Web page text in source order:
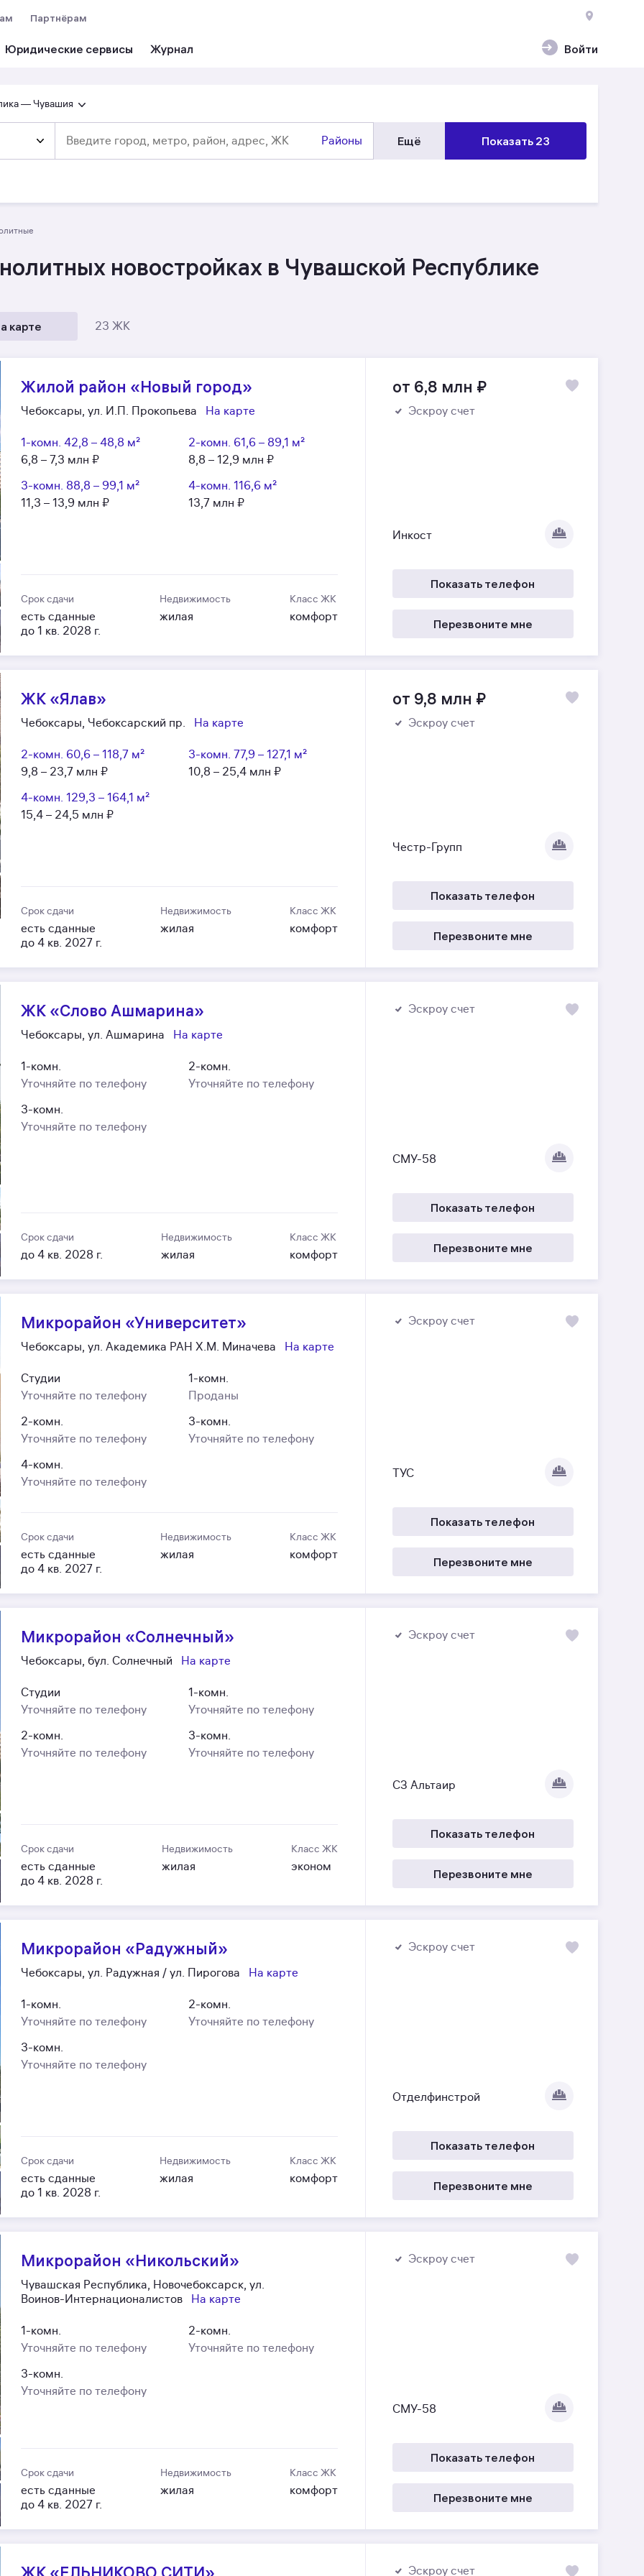
Войти
Юридические сервисы
Партнёрам
— Чувашия
Районы Ещё Показать 23
новостройках в Чувашской Республике
карте 23 ЖК
Жилой район «Новый город»
Чебоксары, ул. И.П. Прокопьева На карте
1-комн. 42,8 – 48,8 м²
6,8 – 7,3 млн ₽
2-комн. 61,6 – 89,1 м²
8,8 – 12,9 млн ₽
3-комн. 88,8 – 99,1 м²
11,3 – 13,9 млн ₽
4-комн. 116,6 м²
13,7 млн ₽
Срок сдачи
есть сданные
до 1 кв. 2028 г.
Недвижимость
жилая
Класс ЖК
комфорт
от 6,8 млн ₽
Эскроу счет
Инкост
Показать телефон
Перезвоните мне
ЖК «Ялав»
Чебоксары, Чебоксарский пр. На карте
2-комн. 60,6 – 118,7 м²
9,8 – 23,7 млн ₽
3-комн. 77,9 – 127,1 м²
10,8 – 25,4 млн ₽
4-комн. 129,3 – 164,1 м²
15,4 – 24,5 млн ₽
Срок сдачи
есть сданные
до 4 кв. 2027 г.
Недвижимость
жилая
Класс ЖК
комфорт
от 9,8 млн ₽
Эскроу счет
Честр-Групп
Показать телефон
Перезвоните мне
ЖК «Слово Ашмарина»
Чебоксары, ул. Ашмарина На карте
1-комн.
Уточняйте по телефону
2-комн.
Уточняйте по телефону
3-комн.
Уточняйте по телефону
Срок сдачи
до 4 кв. 2028 г.
Недвижимость
жилая
Класс ЖК
комфорт
Эскроу счет
СМУ-58
Показать телефон
Перезвоните мне
Микрорайон «Университет»
Чебоксары, ул. Академика РАН Х.М. Миначева На карте
Студии
Уточняйте по телефону
1-комн.
Проданы
2-комн.
Уточняйте по телефону
3-комн.
Уточняйте по телефону
4-комн.
Уточняйте по телефону
Срок сдачи
есть сданные
до 4 кв. 2027 г.
Недвижимость
жилая
Класс ЖК
комфорт
Эскроу счет
ТУС
Показать телефон
Перезвоните мне
Микрорайон «Солнечный»
Чебоксары, бул. Солнечный На карте
Студии
Уточняйте по телефону
1-комн.
Уточняйте по телефону
2-комн.
Уточняйте по телефону
3-комн.
Уточняйте по телефону
Срок сдачи
есть сданные
до 4 кв. 2028 г.
Недвижимость
жилая
Класс ЖК
эконом
Эскроу счет
СЗ Альтаир
Показать телефон
Перезвоните мне
Микрорайон «Радужный»
Чебоксары, ул. Радужная / ул. Пирогова На карте
1-комн.
Уточняйте по телефону
2-комн.
Уточняйте по телефону
3-комн.
Уточняйте по телефону
Срок сдачи
есть сданные
до 1 кв. 2028 г.
Недвижимость
жилая
Класс ЖК
комфорт
Эскроу счет
Отделфинстрой
Показать телефон
Перезвоните мне
Микрорайон «Никольский»
Чувашская Республика, Новочебоксарск, ул.
Воинов-Интернационалистов
На карте
1-комн.
Уточняйте по телефону
2-комн.
Уточняйте по телефону
3-комн.
Уточняйте по телефону
Срок сдачи
есть сданные
до 4 кв. 2027 г.
Недвижимость
жилая
Класс ЖК
комфорт
Эскроу счет
СМУ-58
Показать телефон
Перезвоните мне
Эскроу счет